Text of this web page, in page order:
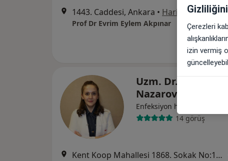
1443. Caddesi, Ankara • Harita
Prof Dr Evrim Eylem Akpınar
Uzm. Dr. Shalala
Nazarova
Enfeksiyon hastalıkları
14 görüş
Kent Koop Mahallesi 1868. Sokak No:15, Yenimahalle
Çerezleri
izin vermiş